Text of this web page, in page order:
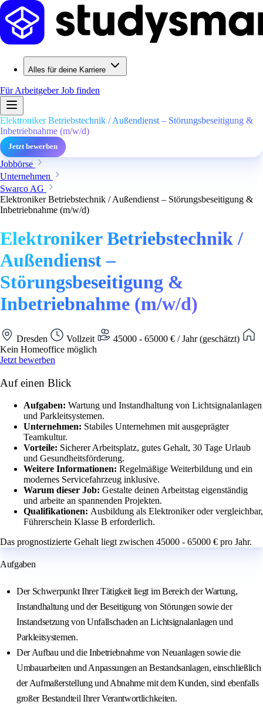
Alles für deine Karriere
Für ArbeitgeberJob finden
Elektroniker Betriebstechnik / Außendienst – Störungsbeseitigung &
Inbetriebnahme (m/w/d)
Jetzt bewerben
Jobbörse
Unternehmen
Swarco AG
Elektroniker Betriebstechnik / Außendienst – Störungsbeseitigung &
Inbetriebnahme (m/w/d)
Elektroniker Betriebstechnik /
Außendienst –
Störungsbeseitigung &
Inbetriebnahme (m/w/d)
Dresden Vollzeit
45000 - 65000 € / Jahr (geschätzt)
Kein Homeoffice möglich
Jetzt bewerben
Auf einen Blick
Aufgaben: Wartung und Instandhaltung von Lichtsignalanlagen
und Parkleitsystemen.
Unternehmen: Stabiles Unternehmen mit ausgeprägter
Teamkultur.
Vorteile: Sicherer Arbeitsplatz, gutes Gehalt, 30 Tage Urlaub
und Gesundheitsförderung.
Weitere Informationen: Regelmäßige Weiterbildung und ein
modernes Servicefahrzeug inklusive.
Warum dieser Job: Gestalte deinen Arbeitstag eigenständig
und arbeite an spannenden Projekten.
Qualifikationen: Ausbildung als Elektroniker oder vergleichbar,
Führerschein Klasse B erforderlich.
Das prognostizierte Gehalt liegt zwischen 45000 - 65000 € pro Jahr.
Aufgaben
Der Schwerpunkt Ihrer Tätigkeit liegt im Bereich der Wartung,
Instandhaltung und der Beseitigung von Störungen sowie der
Instandsetzung von Unfallschaden an Lichtsignalanlagen und
Parkleitsystemen.
Der Aufbau und die Inbetriebnahme von Neuanlagen sowie die
Umbauarbeiten und Anpassungen an Bestandsanlagen, einschließlich
der Aufmaßerstellung und Abnahme mit dem Kunden, sind ebenfalls
großer Bestandteil Ihrer Verantwortlichkeiten.